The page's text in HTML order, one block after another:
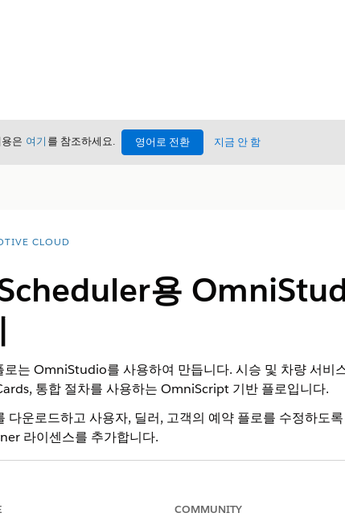
은 여기 를 참조하세요. 영어로 전환 지금 안 함
CLOUD
용
는 OmniStudio를 사용하여 만듭니다. 시승 및 차량 서비
통합 절차를 사용하는 OmniScript 기반 플로입니다.
운로드하고 사용자, 딜러, 고객의 예약 플로를 수정하도
라이센스를 추가합니다.
COMMUNITY